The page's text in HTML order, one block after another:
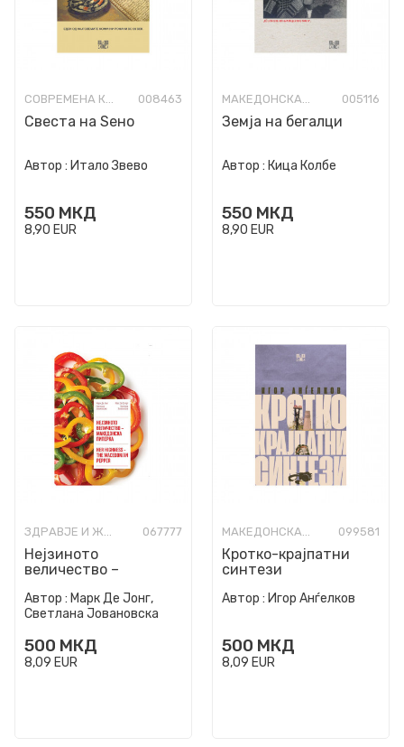
СОВРЕМЕНА КНИЖЕВНОСТ 008463
Свеста на Ѕено
Автор : Итало Звево
550 МКД
8,90 EUR
МАКЕДОНСКА КНИЖЕВНОСТ 005116
Земја на бегалци
Автор : Кица Колбе
550 МКД
8,90 EUR
ЗДРАВЈЕ И ЖИВОТ 067777
Нејзиното
величество –
Автор : Марк Де Јонг,
Светлана Јовановска
500 МКД
8,09 EUR
МАКЕДОНСКА КНИЖЕВНОСТ 099581
Кротко-крајпатни
синтези
Автор : Игор Анѓелков
500 МКД
8,09 EUR